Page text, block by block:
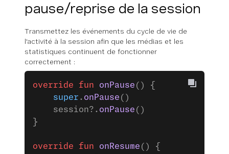
pause/reprise de la session
Transmettez les événements du cycle de vie de
l'activité à la session afin que les médias et les
statistiques continuent de fonctionner
correctement :
override fun onPause () {
    super
. onPause ()
    session?.
onPause ()
}
override fun onResume () {